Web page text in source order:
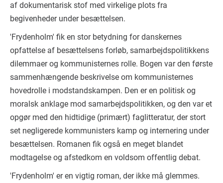
af dokumentarisk stof med virkelige plots fra
begivenheder under besættelsen.
'Frydenholm' fik en stor betydning for danskernes
opfattelse af besættelsens forløb, samarbejdspolitikkens
dilemmaer og kommunisternes rolle. Bogen var den første
sammenhængende beskrivelse om kommunisternes
hovedrolle i modstandskampen. Den er en politisk og
moralsk anklage mod samarbejdspolitikken, og den var et
opgør med den hidtidige (primært) faglitteratur, der stort
set negligerede kommunisters kamp og internering under
besættelsen. Romanen fik også en meget blandet
modtagelse og afstedkom en voldsom offentlig debat.
'Frydenholm' er en vigtig roman, der ikke må glemmes.